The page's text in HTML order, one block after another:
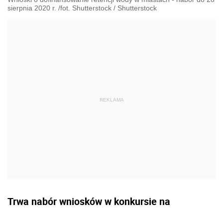
sierpnia 2020 r. /fot. Shutterstock / Shutterstock
Trwa nabór wniosków w konkursie na